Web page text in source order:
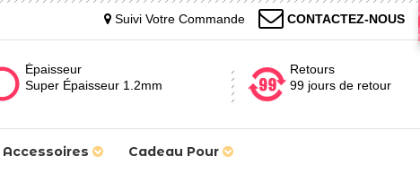
CONTACTEZ-NOUS
Suivi Votre Commande
Épaisseur
Super Épaisseur 1.2mm
Retours
99 jours de retour
Accessoires Cadeau Pour